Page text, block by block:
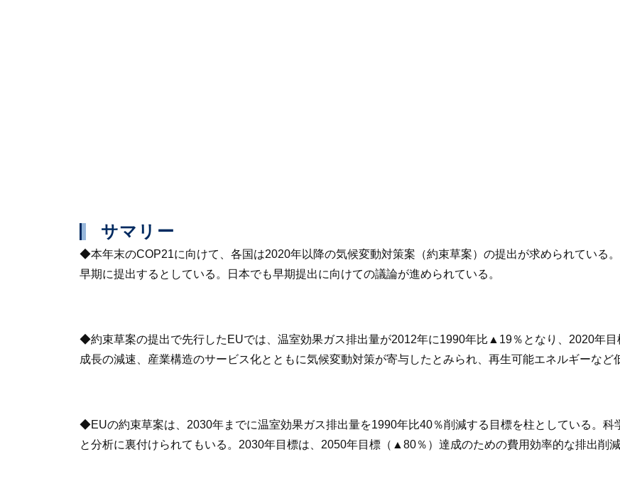
サマリー
◆本年末のCOP21に向けて、各国は2020年以降の気候変動対策案（約束草案）の提出が求められている
早期に提出するとしている。日本でも早期提出に向けての議論が進められている。
◆約束草案の提出で先行したEUでは、温室効果ガス排出量が2012年に1990年比▲19％となり、2020年
成長の減速、産業構造のサービス化とともに気候変動対策が寄与したとみられ、再生可能エネルギーなど
◆EUの約束草案は、2030年までに温室効果ガス排出量を1990年比40％削減する目標を柱としている。科
と分析に裏付けられてもいる。2030年目標は、2050年目標（▲80％）達成のための費用効率的な排出削